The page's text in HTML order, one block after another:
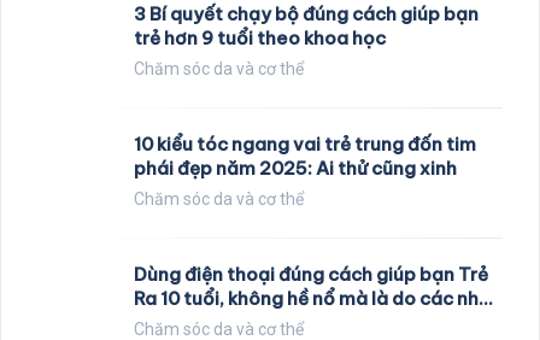
3 Bí quyết chạy bộ đúng cách giúp bạn
trẻ hơn 9 tuổi theo khoa học
Chăm sóc da và cơ thể
10 kiểu tóc ngang vai trẻ trung đốn tim
phái đẹp năm 2025: Ai thử cũng xinh
Chăm sóc da và cơ thể
Dùng điện thoại đúng cách giúp bạn Trẻ
Ra 10 tuổi, không hề nổ mà là do các nhà
khoa học nghiên cứu
Chăm sóc da và cơ thể